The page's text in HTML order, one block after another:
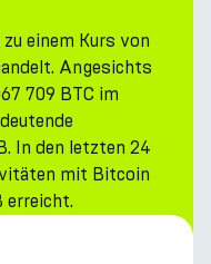
einem Kurs von
Angesichts
709 BTC im
In den letzten 24
mit Bitcoin
erreicht.